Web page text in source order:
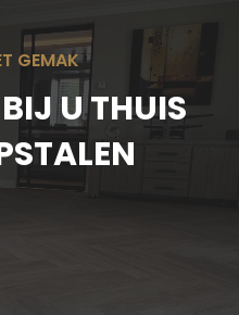
GEMAK
U THUIS